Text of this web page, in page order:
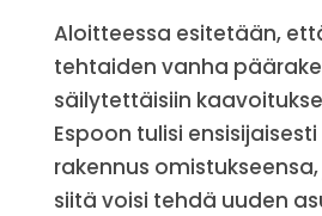
Aloitteessa esitetään,
tehtaiden vanha
säilytettäisiin
Espoon tulisi
rakennus
siitä voisi tehdä uuden